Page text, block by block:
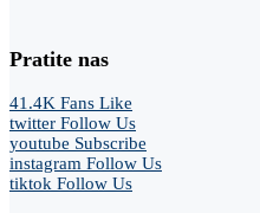
Pratite nas
41.4K Fans Like
twitter Follow Us
youtube Subscribe
instagram Follow Us
tiktok Follow Us